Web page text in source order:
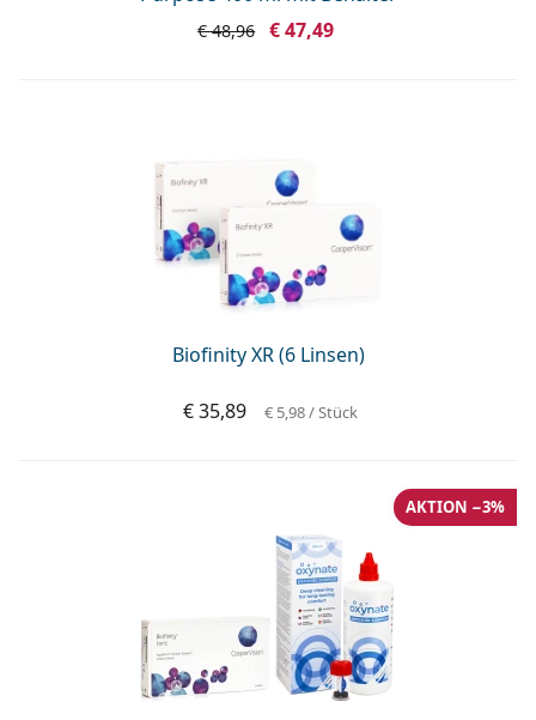
€ 48,96 € 47,49
Biofinity XR (6 Linsen)
€ 35,89 € 5,98/ Stück
AKTION −3%